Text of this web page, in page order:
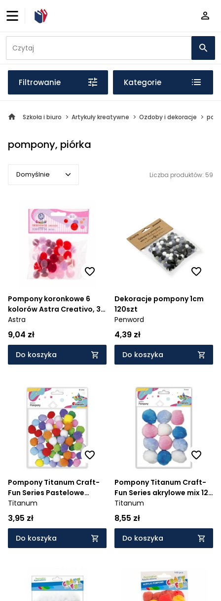
Filtrowanie Kategorie
Szkoła i biuro Artykuły kreatywne Ozdoby i dekoracje
pompony, piórka
Domyślnie
Popularne
Cena rosnąco
Cena malejąco
Od najnowszych
Od najstarszych
Liczba produktów: 59
Pompony koronkowe 6
kolorów Astra Creativo, 30
sztuk
Astra
9,04 zł
Do koszyka
Dekoracje pompony 1cm
120szt
Penword
4,39 zł
Do koszyka
Pompony Titanum Craft-
Fun Series Pastelowe
poliestrowe mix 60 szt
Titanum
3,95 zł
Do koszyka
Pompony Titanum Craft-
Fun Series akrylowe mix 12
szt
Titanum
8,55 zł
Do koszyka